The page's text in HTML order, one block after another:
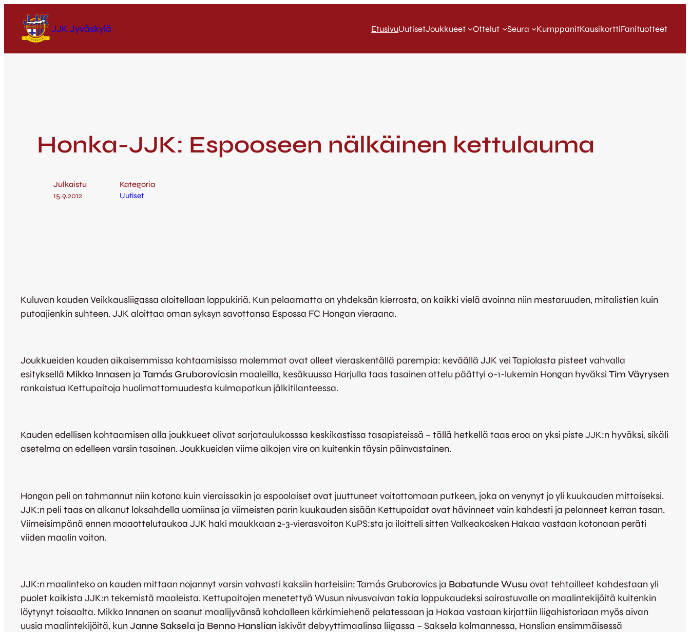
JJK Jyväskylä EtusivuUutisetJoukkueet Ottelut Seura KumppanitKausikorttiFanituotteet
Honka-JJK: Espooseen nälkäinen kettulauma
Julkaistu
15.9.2012
Kategoria
Uutiset
Kuluvan kauden Veikkausliigassa aloitellaan loppukiriä. Kun pelaamatta on yhdeksän kierrosta, on kaikki vielä avoinna niin mestaruuden, mitalistien kuin
putoajienkin suhteen. JJK aloittaa oman syksyn savottansa Espossa FC Hongan vieraana.
Joukkueiden kauden aikaisemmissa kohtaamisissa molemmat ovat olleet vieraskentällä parempia: keväällä JJK vei Tapiolasta pisteet vahvalla
esityksellä Mikko Innasen ja Tamás Gruborovicsin maaleilla, kesäkuussa Harjulla taas tasainen ottelu päättyi 0-1-lukemin Hongan hyväksi Tim Väyrysen
rankaistua Kettupaitoja huolimattomuudesta kulmapotkun jälkitilanteessa.
Kauden edellisen kohtaamisen alla joukkueet olivat sarjataulukosssa keskikastissa tasapisteissä – tällä hetkellä taas eroa on yksi piste JJK:n hyväksi, sikäli
asetelma on edelleen varsin tasainen. Joukkueiden viime aikojen vire on kuitenkin täysin päinvastainen.
Hongan peli on tahmannut niin kotona kuin vieraissakin ja espoolaiset ovat juuttuneet voitottomaan putkeen, joka on venynyt jo yli kuukauden mittaiseksi.
JJK:n peli taas on alkanut loksahdella uomiinsa ja viimeisten parin kuukauden sisään Kettupaidat ovat hävinneet vain kahdesti ja pelanneet kerran tasan.
Viimeisimpänä ennen maaottelutaukoa JJK haki maukkaan 2-3-vierasvoiton KuPS:sta ja iloitteli sitten Valkeakosken Hakaa vastaan kotonaan peräti
viiden maalin voiton.
JJK:n maalinteko on kauden mittaan nojannyt varsin vahvasti kaksiin harteisiin: Tamás Gruborovics ja Babatunde Wusu ovat tehtailleet kahdestaan yli
puolet kaikista JJK:n tekemistä maaleista. Kettupaitojen menetettyä Wusun nivusvaivan takia loppukaudeksi sairastuvalle on maalintekijöitä kuitenkin
löytynyt toisaalta. Mikko Innanen on saanut maalijyvänsä kohdalleen kärkimiehenä pelatessaan ja Hakaa vastaan kirjattiin liigahistoriaan myös aivan
uusia maalintekijöitä, kunJanne Saksela ja Benno Hanslian iskivät debyyttimaalinsa liigassa – Saksela kolmannessa, Hanslian ensimmäisessä